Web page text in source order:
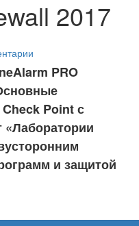
2017
PRO
Point с
«Лаборатории
и защитой